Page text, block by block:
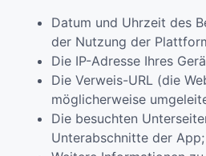
Datum und Uhrzeit des
der Nutzung der
Die IP-Adresse Ihres
Die Verweis-URL (die
möglicherweise
Die besuchten
Unterabschnitte der